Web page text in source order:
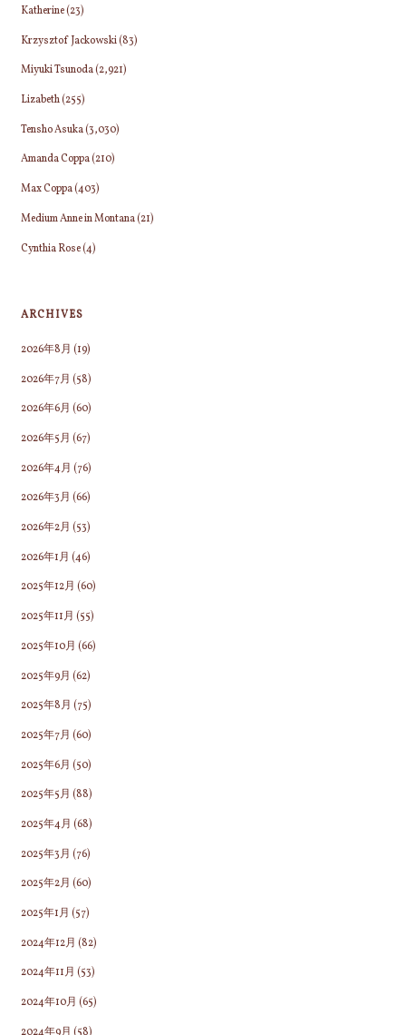
Katherine(23)
Krzysztof Jackowski(83)
Miyuki Tsunoda(2,921)
Lizabeth(255)
Tensho Asuka(3,030)
Amanda Coppa(210)
Max Coppa(403)
Medium Anne in Montana(21)
Cynthia Rose(4)
ARCHIVES
2026年8月 (19)
2026年7月 (58)
2026年6月 (60)
2026年5月 (67)
2026年4月 (76)
2026年3月 (66)
2026年2月 (53)
2026年1月 (46)
2025年12月 (60)
2025年11月 (55)
2025年10月 (66)
2025年9月 (62)
2025年8月 (75)
2025年7月 (60)
2025年6月 (50)
2025年5月 (88)
2025年4月 (68)
2025年3月 (76)
2025年2月 (60)
2025年1月 (57)
2024年12月 (82)
2024年11月 (53)
2024年10月 (65)
2024年9月 (58)